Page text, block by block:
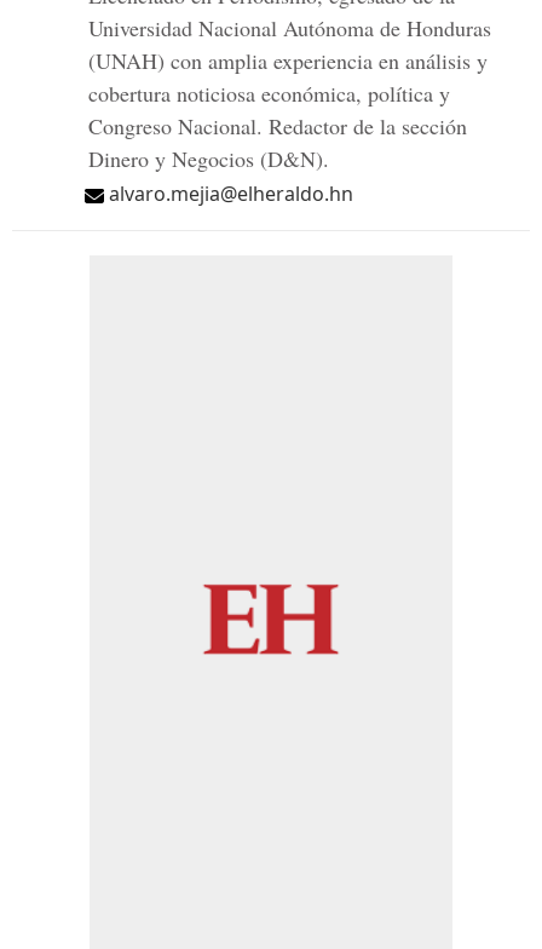
Universidad Nacional Autónoma de Honduras
(UNAH) con amplia experiencia en análisis y
cobertura noticiosa económica, política y
Congreso Nacional. Redactor de la sección
Dinero y Negocios (D&N).
alvaro.mejia@elheraldo.hn